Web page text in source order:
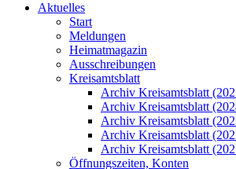
Aktuelles
Start
Meldungen
Heimatmagazin
Ausschreibungen
Kreisamtsblatt
Archiv Kreisamtsblatt
Archiv Kreisamtsblatt
Archiv Kreisamtsblatt
Archiv Kreisamtsblatt
Archiv Kreisamtsblatt
Öffnungszeiten, Konten